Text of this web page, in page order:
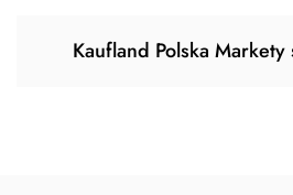
Kaufland Polska